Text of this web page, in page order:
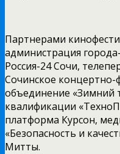
Партнерами
администрация
Россия-24 Сочи,
Сочинское
объединение «Зимний
квалификации
платформа Курсон,
«Безопасность и
Митты.